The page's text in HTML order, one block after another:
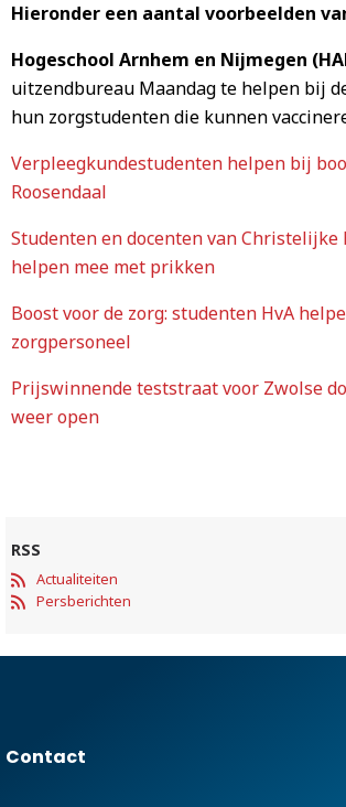
Hieronder een aantal voorbeelden
Hogeschool Arnhem en Nijmegen
uitzendbureau Maandag te helpen bij
hun zorgstudenten die kunnen
Verpleegkundestudenten helpen bij
Roosendaal
Studenten en docenten van Christelijke
helpen mee met prikken
Boost voor de zorg: studenten HvA
zorgpersoneel
Prijswinnende teststraat voor Zwolse
weer open
RSS
Actualiteiten
Persberichten
Contact